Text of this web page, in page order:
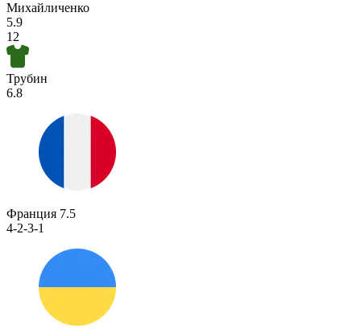
Михайличенко
5.9
12
Трубин
6.8
Франция 7.5
4-2-3-1